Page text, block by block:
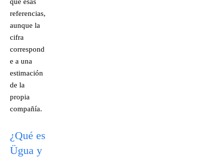
referencias,
aunque la
cifra
correspond
e a una
estimación
de la
propia
compañía.
¿Qué es
Ügua y